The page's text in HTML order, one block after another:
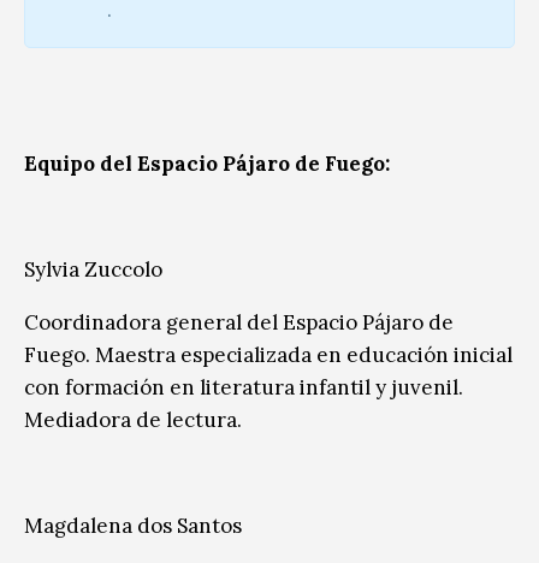
.
Equipo del Espacio Pájaro de Fuego:
Sylvia Zuccolo
Coordinadora general del Espacio Pájaro de
Fuego. Maestra especializada en educación inicial
con formación en literatura infantil y juvenil.
Mediadora de lectura.
Magdalena dos Santos